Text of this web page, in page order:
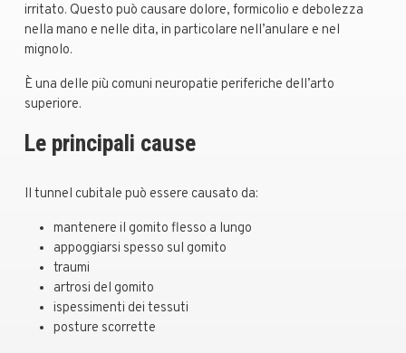
irritato. Questo può causare dolore, formicolio e debolezza
nella mano e nelle dita, in particolare nell’anulare e nel
mignolo.
È una delle più comuni neuropatie periferiche dell’arto
superiore.
Le principali cause
Il tunnel cubitale può essere causato da:
mantenere il gomito flesso a lungo
appoggiarsi spesso sul gomito
traumi
artrosi del gomito
ispessimenti dei tessuti
posture scorrette